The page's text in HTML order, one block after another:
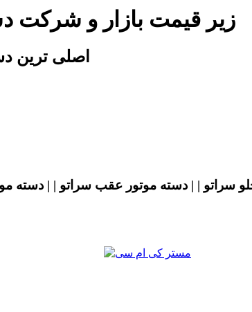
زیر قیمت بازار و شرکت
اصلی ترین
سراتو | | دسته موتور عقب سراتو | | دسته